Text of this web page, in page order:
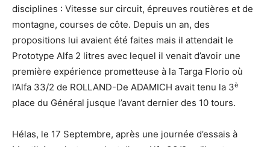
disciplines : Vitesse sur circuit, épreuves routières et de
montagne, courses de côte. Depuis un an, des
propositions lui avaient été faites mais il attendait le
Prototype Alfa 2 litres avec lequel il venait d’avoir une
première expérience prometteuse à la Targa Florio où
l’Alfa 33/2 de ROLLAND-De ADAMICH avait tenu la 3è
place du Général jusque l’avant dernier des 10 tours.
Hélas, le 17 Septembre, après une journée d’essais à